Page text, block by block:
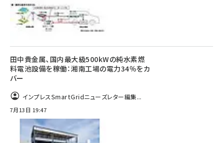
田中貴金属、国内最大級500kWの純水素燃
料電池設備を稼働：湘南工場の電力34％をカ
バー
インプレスSmartGridニューズレター編集...
7月13日 19:47